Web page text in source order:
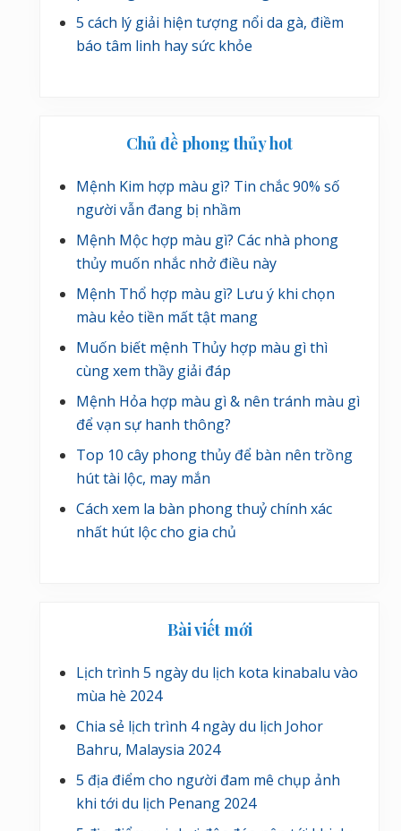
5 cách lý giải hiện tượng nổi da gà, điềm
báo tâm linh hay sức khỏe
Chủ đề phong thủy hot
Mệnh Kim hợp màu gì? Tin chắc 90% số
người vẫn đang bị nhầm
Mệnh Mộc hợp màu gì? Các nhà phong
thủy muốn nhắc nhở điều này
Mệnh Thổ hợp màu gì? Lưu ý khi chọn
màu kẻo tiền mất tật mang
Muốn biết mệnh Thủy hợp màu gì thì
cùng xem thầy giải đáp
Mệnh Hỏa hợp màu gì & nên tránh màu gì
để vạn sự hanh thông?
Top 10 cây phong thủy để bàn nên trồng
hút tài lộc, may mắn
Cách xem la bàn phong thuỷ chính xác
nhất hút lộc cho gia chủ
Bài viết mới
Lịch trình 5 ngày du lịch kota kinabalu vào
mùa hè 2024
Chia sẻ lịch trình 4 ngày du lịch Johor
Bahru, Malaysia 2024
5 địa điểm cho người đam mê chụp ảnh
khi tới du lịch Penang 2024